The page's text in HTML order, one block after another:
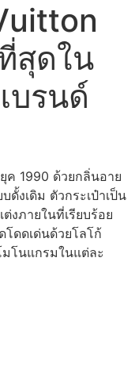
สุดใน
บรนด์
ค 1990 ด้วยกลิ่นอาย
งเดิม ตัวกระเป๋าเป็น
งภายในที่เรียบร้อย
ดดเด่นด้วยโลโก้
โนแกรมในแต่ละ